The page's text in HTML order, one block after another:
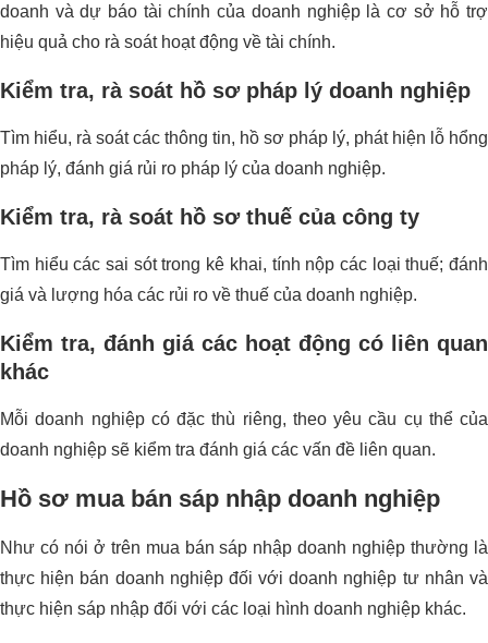
doanh và dự báo tài chính của doanh nghiệp là cơ sở hỗ trợ
hiệu quả cho rà soát hoạt động về tài chính.
Kiểm tra, rà soát hồ sơ pháp lý doanh nghiệp
Tìm hiểu, rà soát các thông tin, hồ sơ pháp lý, phát hiện lỗ hổng
pháp lý, đánh giá rủi ro pháp lý của doanh nghiệp.
Kiểm tra, rà soát hồ sơ thuế của công ty
Tìm hiểu các sai sót trong kê khai, tính nộp các loại thuế; đánh
giá và lượng hóa các rủi ro về thuế của doanh nghiệp.
Kiểm tra, đánh giá các hoạt động có liên quan
khác
Mỗi doanh nghiệp có đặc thù riêng, theo yêu cầu cụ thể của
doanh nghiệp sẽ kiểm tra đánh giá các vấn đề liên quan.
Hồ sơ mua bán sáp nhập doanh nghiệp
Như có nói ở trên mua bán sáp nhập doanh nghiệp thường là
thực hiện bán doanh nghiệp đối với doanh nghiệp tư nhân và
thực hiện sáp nhập đối với các loại hình doanh nghiệp khác.